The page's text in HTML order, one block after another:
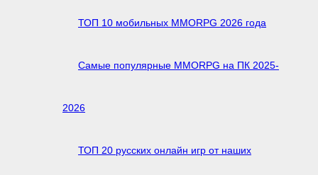
ТОП 10 мобильных MMORPG 2026 года
Самые популярные MMORPG на ПК 2025-
2026
ТОП 20 русских онлайн игр от наших